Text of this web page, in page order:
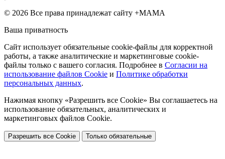
© 2026 Все права принадлежат сайту +МАМА
Ваша приватность
Сайт использует обязательные cookie-файлы для корректной
работы, а также аналитические и маркетинговые cookie-
файлы только с вашего согласия. Подробнее в Согласии на
использование файлов Cookie и Политике обработки
персональных данных.
Нажимая кнопку «Разрешить все Cookie» Вы соглашаетесь на
использование обязательных, аналитических и
маркетинговых файлов Cookie.
Разрешить все Cookie Только обязательные